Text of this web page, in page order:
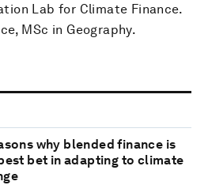
Lab for Climate Finance.
MSc in Geography.
why blended finance is
bet in adapting to climate